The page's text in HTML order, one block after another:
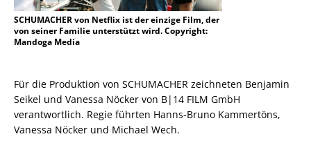
SCHUMACHER von Netflix ist der einzige Film, der
von seiner Familie unterstützt wird. Copyright:
Mandoga Media
Für die Produktion von SCHUMACHER zeichneten Benjamin
Seikel und Vanessa Nöcker von B|14 FILM GmbH
verantwortlich. Regie führten Hanns-Bruno Kammertöns,
Vanessa Nöcker und Michael Wech.